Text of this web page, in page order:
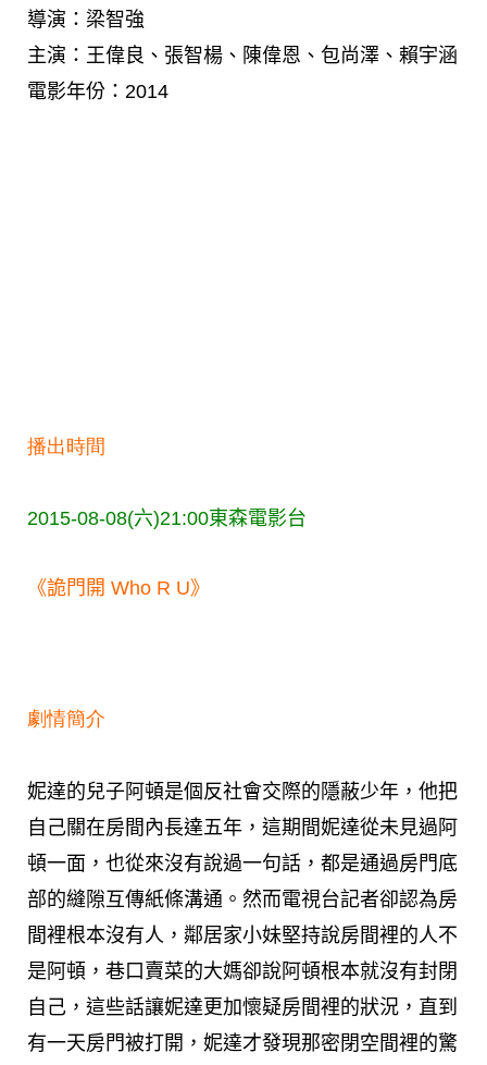
導演：梁智強
主演：王偉良、張智楊、陳偉恩、包尚澤、賴宇涵
電影年份：2014
播出時間
2015-08-08(六)21:00東森電影台
《詭門開 Who R U》
劇情簡介
妮達的兒子阿頓是個反社會交際的隱蔽少年，他把
自己關在房間內長達五年，這期間妮達從未見過阿
頓一面，也從來沒有說過一句話，都是通過房門底
部的縫隙互傳紙條溝通。然而電視台記者卻認為房
間裡根本沒有人，鄰居家小妹堅持說房間裡的人不
是阿頓，巷口賣菜的大媽卻說阿頓根本就沒有封閉
自己，這些話讓妮達更加懷疑房間裡的狀況，直到
有一天房門被打開，妮達才發現那密閉空間裡的驚